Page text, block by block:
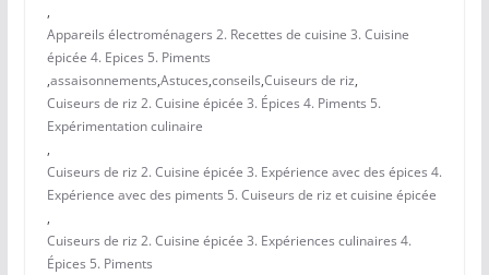
,
Appareils électroménagers 2. Recettes de cuisine 3. Cuisine
épicée 4. Epices 5. Piments
,assaisonnements,Astuces,conseils,Cuiseurs de riz,
Cuiseurs de riz 2. Cuisine épicée 3. Épices 4. Piments 5.
Expérimentation culinaire
,
Cuiseurs de riz 2. Cuisine épicée 3. Expérience avec des épices 4.
Expérience avec des piments 5. Cuiseurs de riz et cuisine épicée
,
Cuiseurs de riz 2. Cuisine épicée 3. Expériences culinaires 4.
Épices 5. Piments